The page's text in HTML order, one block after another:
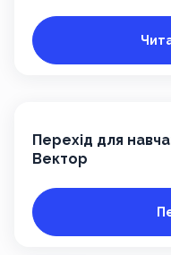
Перехід для
Вектор